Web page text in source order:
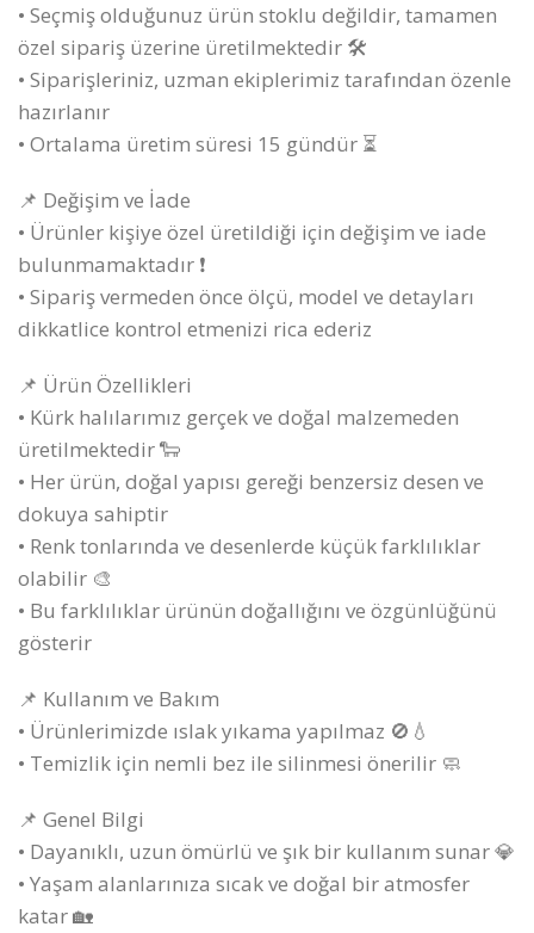
• Seçmiş olduğunuz ürün stoklu değildir, tamamen
özel sipariş üzerine üretilmektedir 🛠️
• Siparişleriniz, uzman ekiplerimiz tarafından özenle
hazırlanır
• Ortalama üretim süresi 15 gündür ⏳
📌 Değişim ve İade
• Ürünler kişiye özel üretildiği için değişim ve iade
bulunmamaktadır ❗
• Sipariş vermeden önce ölçü, model ve detayları
dikkatlice kontrol etmenizi rica ederiz
📌 Ürün Özellikleri
• Kürk halılarımız gerçek ve doğal malzemeden
üretilmektedir 🐑
• Her ürün, doğal yapısı gereği benzersiz desen ve
dokuya sahiptir
• Renk tonlarında ve desenlerde küçük farklılıklar
olabilir 🎨
• Bu farklılıklar ürünün doğallığını ve özgünlüğünü
gösterir
📌 Kullanım ve Bakım
• Ürünlerimizde ıslak yıkama yapılmaz 🚫💧
• Temizlik için nemli bez ile silinmesi önerilir 🧼
📌 Genel Bilgi
• Dayanıklı, uzun ömürlü ve şık bir kullanım sunar 💎
• Yaşam alanlarınıza sıcak ve doğal bir atmosfer
katar 🏡